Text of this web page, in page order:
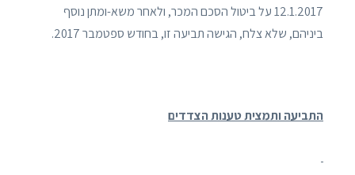
12.1.2017 על ביטול הסכם המכר, ולאחר משא-ומתן נוסף
ביניהם, שלא צלח, הגישה תביעה זו, בחודש ספטמבר 2017.
התביעה ותמצית טענות הצדדים